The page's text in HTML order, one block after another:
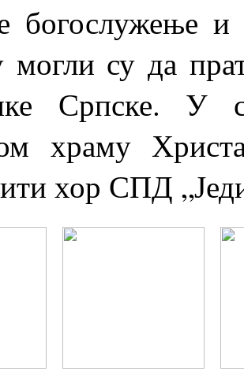
богослужење и
могли су да
Српске. У
храму
хор СПД